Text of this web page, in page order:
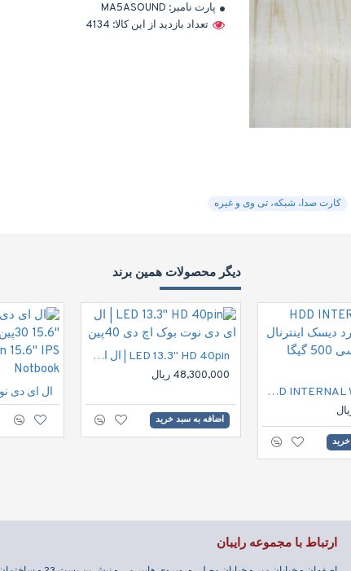
پارت نامبر: MA5ASOUND
تعداد بازدید از این کالا: 4134
کارت صدا، شبکه، تی وی و غیره
HDD INTERNAL WD 500GB / هارد دیسک اینترنال وسترن پی سی 500 گیگا بایت
دیگر محصولات همین برند
LED 13.3" HD 40pin | ال ای دی نوت بوک اچ دی 40پین
48,300,000 ریال
اضافه به سبد خرید
ارتباط با مجموعه رایبان